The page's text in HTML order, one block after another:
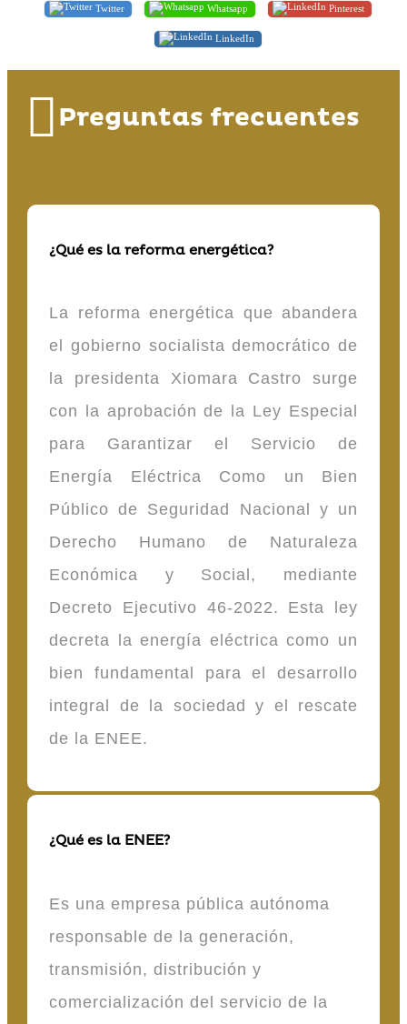
Twitter Whatsapp Pinterest
LinkedIn
Preguntas frecuentes
¿Qué es la reforma energética?
La reforma energética que abandera
el gobierno socialista democrático de
la presidenta Xiomara Castro surge
con la aprobación de la Ley Especial
para Garantizar el Servicio de
Energía Eléctrica Como un Bien
Público de Seguridad Nacional y un
Derecho Humano de Naturaleza
Económica y Social, mediante
Decreto Ejecutivo 46-2022. Esta ley
decreta la energía eléctrica como un
bien fundamental para el desarrollo
integral de la sociedad y el rescate
de la ENEE.
¿Qué es la ENEE?
Es una empresa pública autónoma
responsable de la generación,
transmisión, distribución y
comercialización del servicio de la